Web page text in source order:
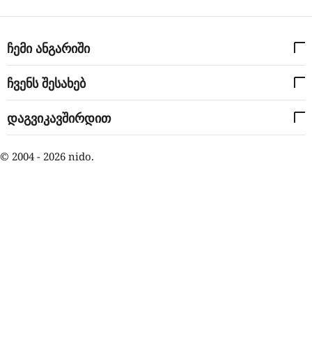
ჩემი ანგარიში
ჩვენს შესახებ
დაგვიკავშირდით
© 2004 - 2026 nido.